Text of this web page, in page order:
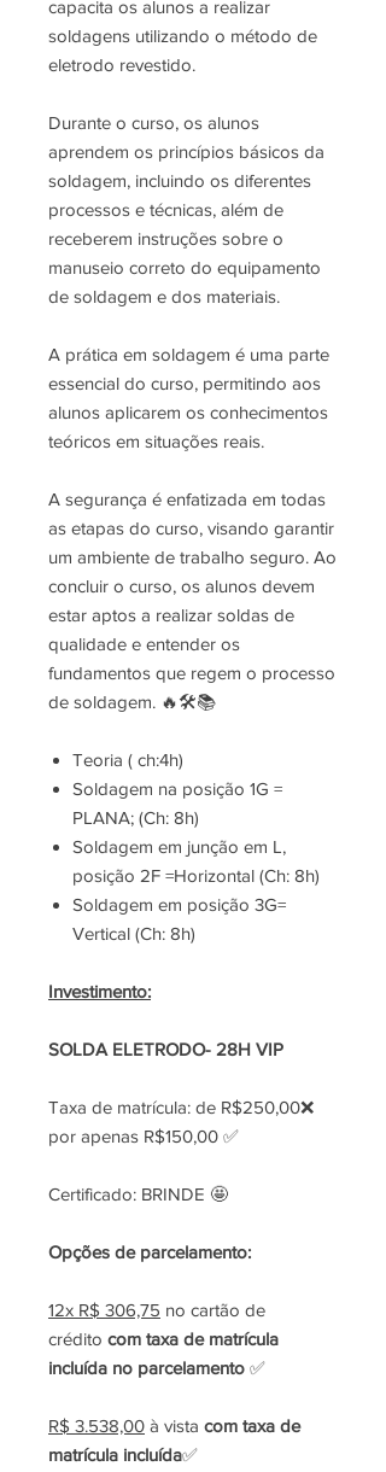
capacita os alunos a realizar
soldagens utilizando o método de
eletrodo revestido.
Durante o curso, os alunos
aprendem os princípios básicos da
soldagem, incluindo os diferentes
processos e técnicas, além de
receberem instruções sobre o
manuseio correto do equipamento
de soldagem e dos materiais.
A prática em soldagem é uma parte
essencial do curso, permitindo aos
alunos aplicarem os conhecimentos
teóricos em situações reais.
A segurança é enfatizada em todas
as etapas do curso, visando garantir
um ambiente de trabalho seguro. Ao
concluir o curso, os alunos devem
estar aptos a realizar soldas de
qualidade e entender os
fundamentos que regem o processo
de soldagem. 🔥🛠️📚
Teoria ( ch:4h)
Soldagem na posição 1G =
PLANA; (Ch: 8h)
Soldagem em junção em L,
posição 2F =Horizontal (Ch: 8h)
Soldagem em posição 3G=
Vertical (Ch: 8h)
Investimento:
SOLDA ELETRODO- 28H VIP
Taxa de matrícula: de R$250,00❌
por apenas R$150,00 ✅
Certificado: BRINDE 🤩
Opções de parcelamento:
12x R$ 306,75 no cartão de
crédito com taxa de matrícula
incluída no parcelamento ✅
R$ 3.538,00 à vista com taxa de
matrícula incluída✅